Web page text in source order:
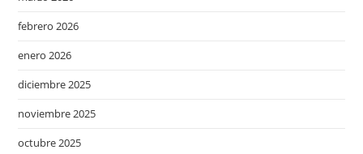
febrero 2026
enero 2026
diciembre 2025
noviembre 2025
octubre 2025